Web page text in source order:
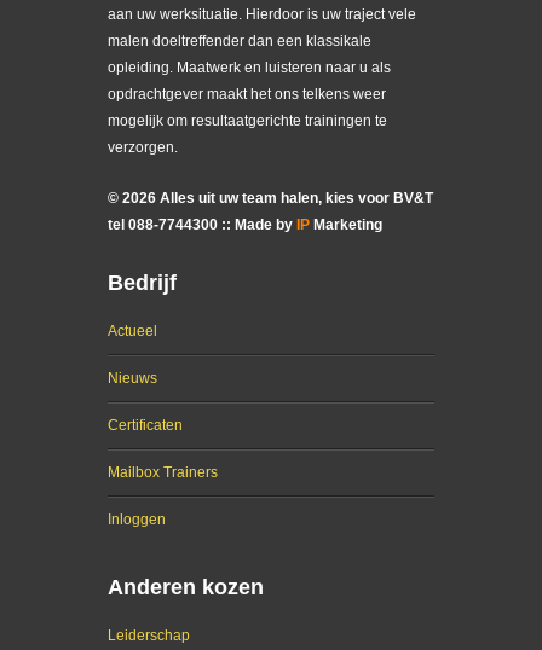
aan uw werksituatie. Hierdoor is uw traject vele
malen doeltreffender dan een klassikale
opleiding. Maatwerk en luisteren naar u als
opdrachtgever maakt het ons telkens weer
mogelijk om resultaatgerichte trainingen te
verzorgen.
© 2026 Alles uit uw team halen, kies voor BV&T
tel 088-7744300 :: Made by IP Marketing
Bedrijf
Actueel
Nieuws
Certificaten
Mailbox Trainers
Inloggen
Anderen kozen
Leiderschap